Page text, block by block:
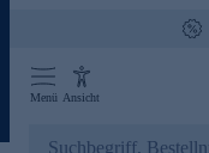
Menü Ansicht